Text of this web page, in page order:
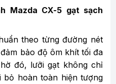
Mazda CX-5 gạt sạch
theo từng đường nét
bảo độ ôm khít tối đa
đó, lưỡi gạt không chỉ
hoàn toàn hiện tượng